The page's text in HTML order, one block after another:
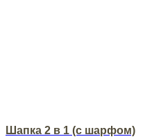
Шапка 2 в 1 (с шарфом)